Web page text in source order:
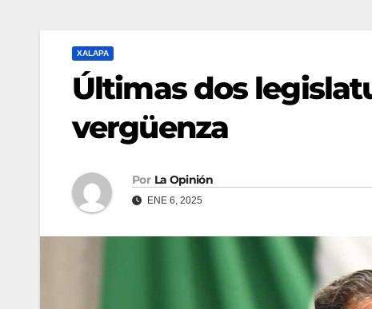
XALAPA
Últimas dos
vergüenza
Por La Opinión
ENE 6, 2025